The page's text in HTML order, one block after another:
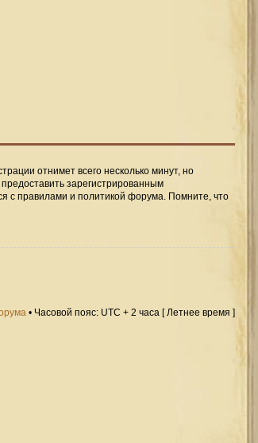
отнимет всего несколько минут, но
зарегистрированным
с правилами и политикой форума. Помните, что
• Часовой пояс: UTC + 2 часа [ Летнее время ]